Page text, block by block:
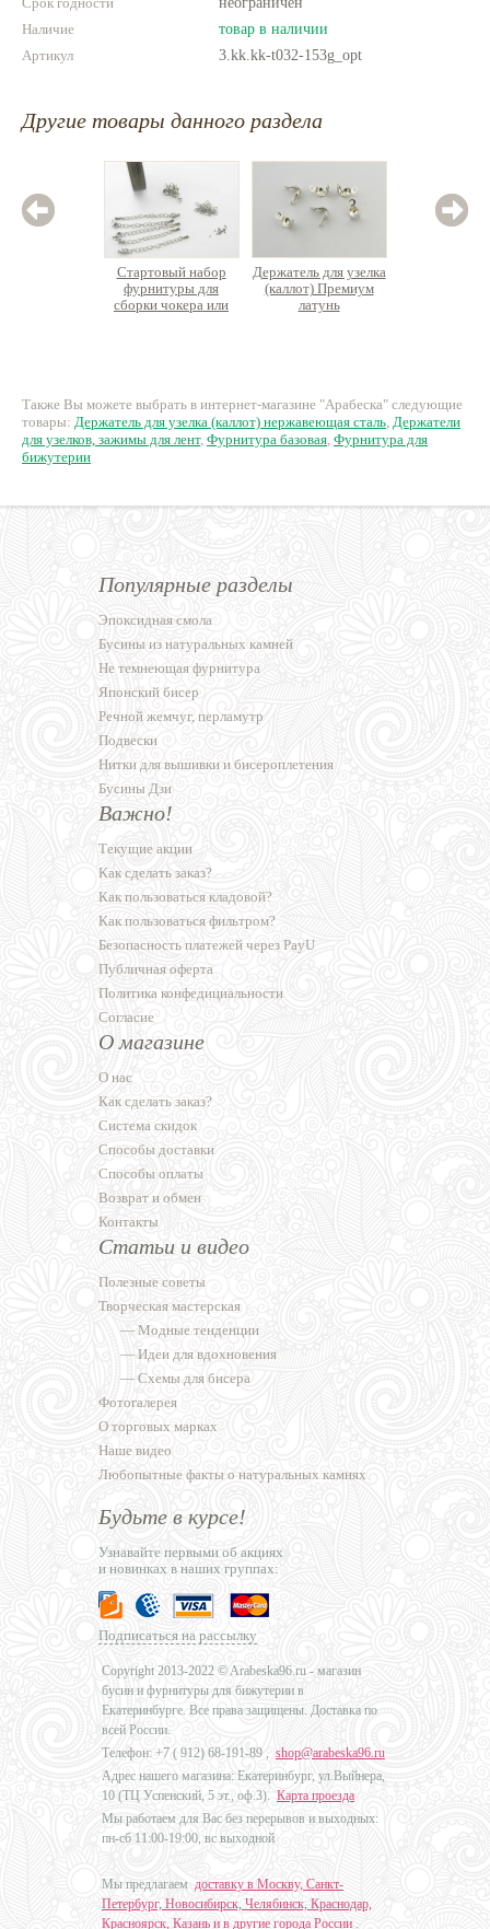
Наличие
товар в наличии
Артикул
3.kk.kk-t032-153g_opt
Другие товары данного раздела
Стартовый набор
фурнитуры для
сборки чокера или
Держатель для узелка
(каллот) Премиум
латунь
Также Вы можете выбрать в интернет-магазине "Арабеска" следующие
товары: Держатель для узелка (каллот) нержавеющая сталь, Держатели
для узелков, зажимы для лент, Фурнитура базовая, Фурнитура для
бижутерии
Популярные разделы
Эпоксидная смола
Бусины из натуральных камней
Не темнеющая фурнитура
Японский бисер
Речной жемчуг, перламутр
Подвески
Нитки для вышивки и бисероплетения
Бусины Дзи
Важно!
Текущие акции
Как сделать заказ?
Как пользоваться кладовой?
Как пользоваться фильтром?
Безопасность платежей через PayU
Публичная оферта
Политика конфедициальности
Согласие
О магазине
О нас
Как сделать заказ?
Система скидок
Способы доставки
Способы оплаты
Возврат и обмен
Контакты
Статьи и видео
Полезные советы
Творческая мастерская
— Модные тенденции
— Идеи для вдохновения
— Схемы для бисера
Фотогалерея
О торговых марках
Наше видео
Любопытные факты о натуральных камнях
Будьте в курсе!
Узнавайте первыми об акциях
и новинках в наших группах:
Подписаться на рассылку
Copyright 2013-2022 © Arabeska96.ru - магазин
бусин и фурнитуры для бижутерии в
Екатеринбурге. Все права защищены. Доставка по
всей России.
Телефон: +7 ( 912) 68-191-89 , shop@arabeska96.ru
Адрес нашего магазина: Екатеринбург, ул.Выйнера,
10 (ТЦ Успенский, 5 эт., оф.3). Карта проезда
Мы работаем для Вас без перерывов и выходных:
пн-сб 11:00-19:00, вс выходной
Мы предлагаем доставку в Москву, Санкт-
Петербург, Новосибирск, Челябинск, Краснодар,
Красноярск, Казань и в другие города России .